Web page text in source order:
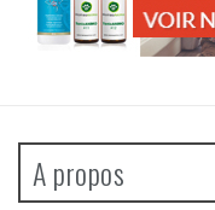
A propos